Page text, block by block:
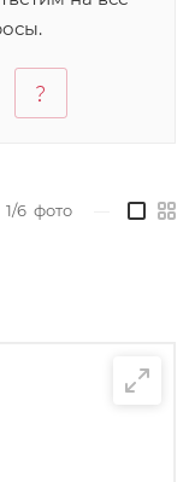
1/6 фото